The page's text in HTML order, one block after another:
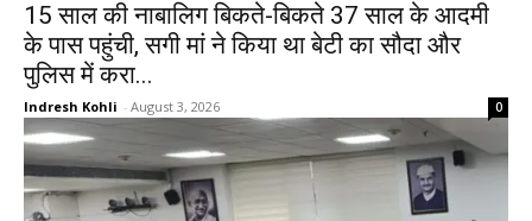
15 साल की नाबालिग बिकते-बिकते 37 साल के आदमी
के पास पहुंची, सगी मां ने किया था बेटी का सौदा और
पुलिस में करा...
Indresh Kohli - August 3, 2026 0